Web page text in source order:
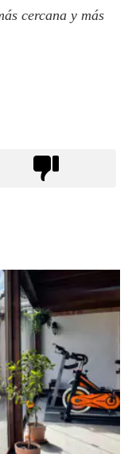
cercana y más